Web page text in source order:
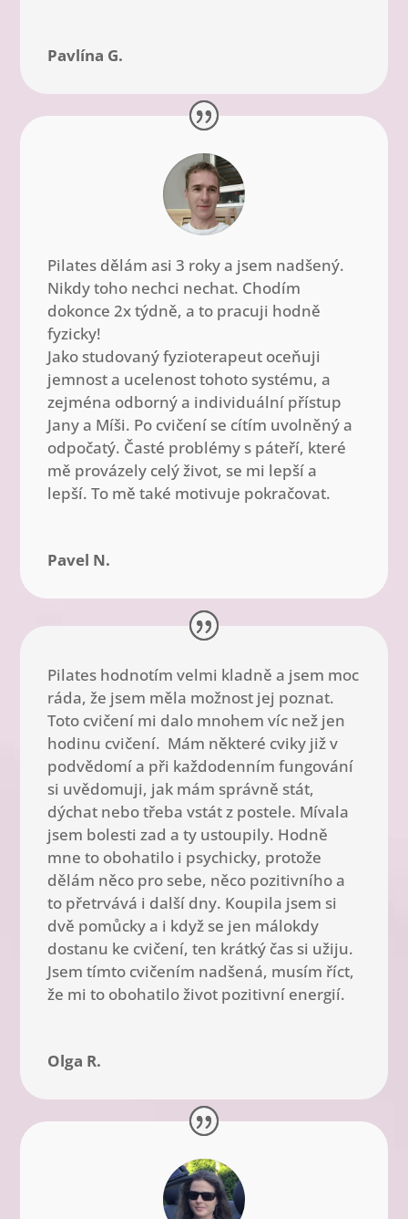
Pavlína G.
Pilates dělám asi 3 roky a jsem nadšený.
Nikdy toho nechci nechat. Chodím
dokonce 2x týdně, a to pracuji hodně
fyzicky!
Jako studovaný fyzioterapeut oceňuji
jemnost a ucelenost tohoto systému, a
zejména odborný a individuální přístup
Jany a Míši. Po cvičení se cítím uvolněný a
odpočatý. Časté problémy s páteří, které
mě provázely celý život, se mi lepší a
lepší. To mě také motivuje pokračovat.
Pavel N.
Pilates hodnotím velmi kladně a jsem moc
ráda, že jsem měla možnost jej poznat.
Toto cvičení mi dalo mnohem víc než jen
hodinu cvičení. Mám některé cviky již v
podvědomí a při každodenním fungování
si uvědomuji, jak mám správně stát,
dýchat nebo třeba vstát z postele. Mívala
jsem bolesti zad a ty ustoupily. Hodně
mne to obohatilo i psychicky, protože
dělám něco pro sebe, něco pozitivního a
to přetrvává i další dny. Koupila jsem si
dvě pomůcky a i když se jen málokdy
dostanu ke cvičení, ten krátký čas si užiju.
Jsem tímto cvičením nadšená, musím říct,
že mi to obohatilo život pozitivní energií.
Olga R.